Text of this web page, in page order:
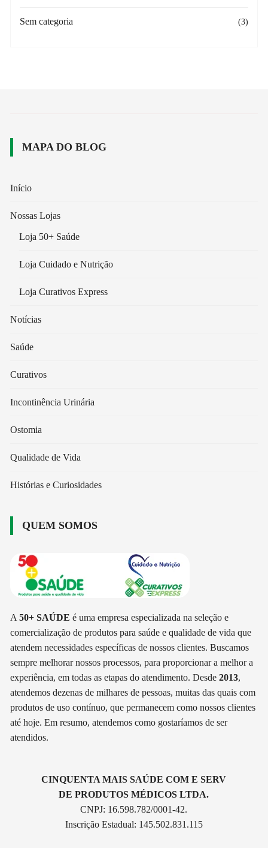
Sem categoria (3)
MAPA DO BLOG
Início
Nossas Lojas
Loja 50+ Saúde
Loja Cuidado e Nutrição
Loja Curativos Express
Notícias
Saúde
Curativos
Incontinência Urinária
Ostomia
Qualidade de Vida
Histórias e Curiosidades
QUEM SOMOS
A50+ SAÚDE é uma empresa especializada na seleção e
comercialização de produtos para saúde e qualidade de vida que
atendem necessidades específicas de nossos clientes. Buscamos
sempre melhorar nossos processos, para proporcionar a melhor a
experiência, em todas as etapas do atendimento. Desde2013,
atendemos dezenas de milhares de pessoas, muitas das quais com
produtos de uso contínuo, que permanecem como nossos clientes
até hoje. Em resumo, atendemos como gostaríamos de ser
atendidos.
CINQUENTA MAIS SAÚDE COM E SERV
DE PRODUTOS MÉDICOS LTDA.
CNPJ: 16.598.782/0001-42.
Inscrição Estadual: 145.502.831.115